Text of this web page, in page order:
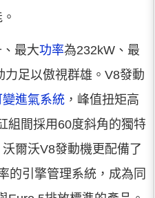
最大功率為232kW、最
力足以傲視群雄。V8發動
變進氣系統 ，峰值扭矩高
組間採用60度斜角的獨特
爾沃V8發動機更配備了
的引擎管理系統，成為同